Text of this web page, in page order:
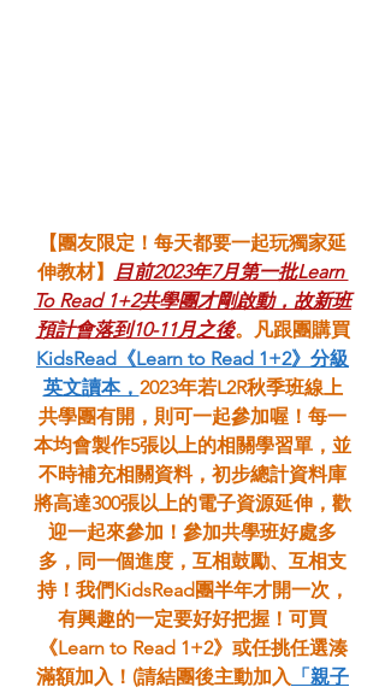
【團友限定！每天都要一起玩獨家延
伸教材】
目前2023年7月第一批Learn
To Read 1+2共學團才剛啟動，故新班
預計會落到10-11月之後。凡跟團購買
KidsRead《Learn to Read 1+2》分級
英文讀本， 2023年若L2R秋季班線上
共學團有開，則可一起參加喔！每一
本均會製作5張以上的相關學習單，並
不時補充相關資料，初步總計資料庫
將高達300張以上的電子資源延伸，歡
迎一起來參加！參加共學班好處多
多，同一個進度，互相鼓勵、互相支
持！我們KidsRead團半年才開一次，
有興趣的一定要好好把握！可買
《Learn to Read 1+2》或任挑任選湊
滿額加入！(請結團後主動加入 「親子